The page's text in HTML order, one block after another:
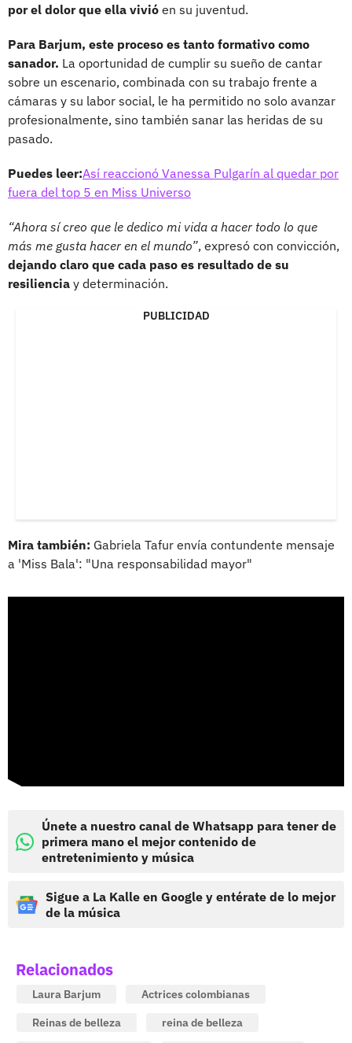
por el dolor que ella vivió en su juventud.
Para Barjum, este proceso es tanto formativo como
sanador. La oportunidad de cumplir su sueño de cantar
sobre un escenario, combinada con su trabajo frente a
cámaras y su labor social, le ha permitido no solo avanzar
profesionalmente, sino también sanar las heridas de su
pasado.
Puedes leer:Así reaccionó Vanessa Pulgarín al quedar por
fuera del top 5 en Miss Universo
“Ahora sí creo que le dedico mi vida a hacer todo lo que
más me gusta hacer en el mundo”, expresó con convicción,
dejando claro que cada paso es resultado de su
resiliencia y determinación.
PUBLICIDAD
Mira también: Gabriela Tafur envía contundente mensaje
a 'Miss Bala': "Una responsabilidad mayor"
Únete a nuestro canal de Whatsapp para tener de
primera mano el mejor contenido de
entretenimiento y música
Sigue a La Kalle en Google y entérate de lo mejor
de la música
Relacionados
Laura Barjum
Actrices colombianas
Reinas de belleza
reina de belleza